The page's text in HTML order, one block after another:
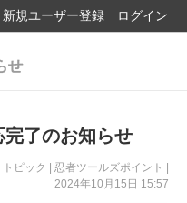
新規ユーザー登録 ログイン
了のお知らせ
トピック | 忍者ツールズポイント |
2024年10月15日 15:57